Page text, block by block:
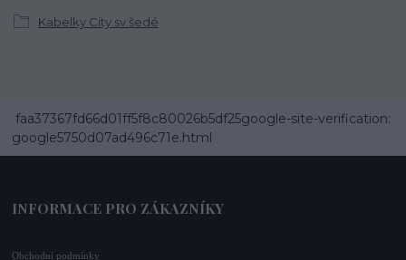
Kabelky City sv.šedé
faa37367fd66d01ff5f8c80026b5df25google-site-verification:
google5750d07ad496c71e.html
INFORMACE PRO ZÁKAZNÍKY
Obchodní podmínky